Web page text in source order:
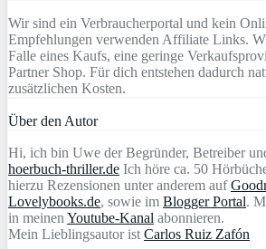
Wir sind ein Verbraucherportal und kein
Empfehlungen verwenden Affiliate Links.
Falle eines Kaufs, eine geringe
Partner Shop. Für dich entstehen dadurch
zusätzlichen Kosten.
Über den Autor
Hi, ich bin Uwe der Begründer, Betreiber
hoerbuch-thriller.de Ich höre ca. 50
hierzu Rezensionen unter anderem auf
Lovelybooks.de, sowie im Blogger Portal.
in meinen Youtube-Kanal abonnieren.
Mein Lieblingsautor ist Carlos Ruiz Zafón